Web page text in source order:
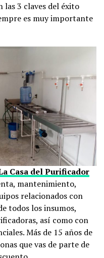
las 3 claves del éxito
es muy importante
Casa del Purificador
mantenimiento,
relacionados con
todos los insumos,
así como con
Más de 15 años de
que vas de parte de